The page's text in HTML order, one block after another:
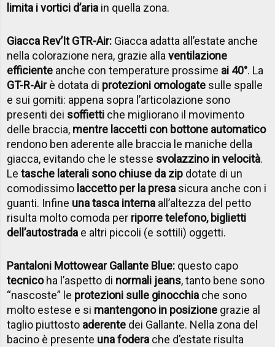
limita i vortici d’aria in quella zona.
Giacca Rev’It GTR-Air: Giacca adatta all’estate anche
nella colorazione nera, grazie allaventilazione
efficiente anche con temperature prossime ai 40°. La
GT-R-Airè dotata di protezioni omologate sulle spalle
e sui gomiti: appena sopra l’articolazione sono
presenti dei soffietti che migliorano il movimento
delle braccia, mentre laccetti con bottone automatico
rendono ben aderente alle braccia le maniche della
giacca, evitando che le stesse svolazzino in velocità.
Letasche laterali sono chiuse da zip dotate di un
comodissimo laccetto per la presa sicura anche con i
guanti. Infine una tasca interna all’altezza del petto
risulta molto comoda per riporre telefono, biglietti
dell’autostrada e altri piccoli (e sottili) oggetti.
Pantaloni Mottowear Gallante Blue: questo capo
tecnicoha l’aspetto di normali jeans, tanto bene sono
“nascoste” le protezioni sulle ginocchia che sono
molto estese e si mantengono in posizione grazie al
taglio piuttosto aderente dei Gallante. Nella zona del
bacino è presente una fodera che d’estate risulta